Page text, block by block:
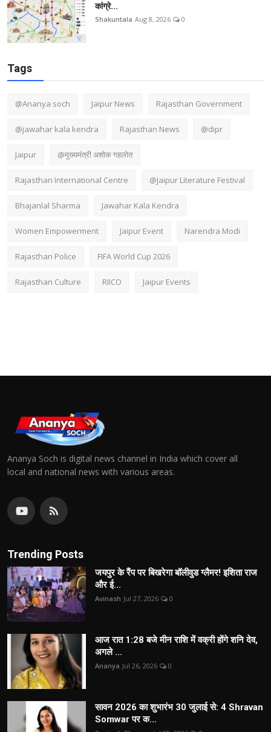
कांग्रे...
Shakuntala Aug 8, 2026 0
Tags
@Ananya soch Jaipur News Rajasthan Government
@jawahar kala kendra Rajasthan News @dipr
Jaipur @मुख्यमंत्री अशोक गहलोत
Rajasthan International Centre @Jaipur Literature Festival
Bhajanlal Sharma Jawahar Kala Kendra
Women Empowerment Jaipur Event Narendra Modi
Rajasthan Police FIFA World Cup 2026
Rajasthan Culture RIICO Jaipur Events
Ananya Soch is digital news channel in India which cover all
local and national news with various areas.
Trending Posts
जयपुर के रैंप पर बिखरेगा बॉलीवुड ग्लैमर! इशिता राज
और ई...
Avinash Jul 27, 2026 0
आज रात 1:28 बजे मीन राशि में वक्री होंगे शनि देव,
अगले ...
Ananya Jul 26, 2026 0
सावन 2026 का शुभारंभ 30 जुलाई से: 4 Shravan
Somwar पर क...